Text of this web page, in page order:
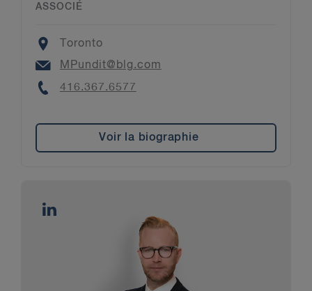
ASSOCIÉ
Location
Toronto
Email
MPundit@blg.com
Phone
416.367.6577
Voir la biographie